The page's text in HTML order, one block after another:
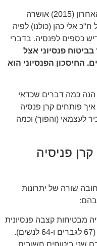
התופעה הזו כל כך נפוצה שבדצמבר האחרון (2015) אושרה
אלי כהן (כולנו) לפיה
כספים לפנסיה. בדברי
בביטוח פנסיוני אצל
החיסכון הפנסיוני הוא
כמה דברים שכדאי
פותחים קרן פנסיה
לעצמאי (והפוך) וכמה
פניסיה
שורה של יתרונות
מבטיחות קצבה פנסיונית